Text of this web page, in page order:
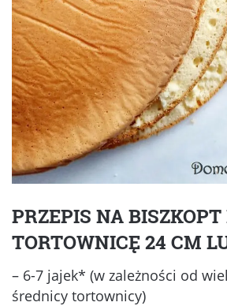
PRZEPIS NA
TORTOWNICĘ 24 CM
– 6-7 jajek* (w zależności od
średnicy tortownicy)